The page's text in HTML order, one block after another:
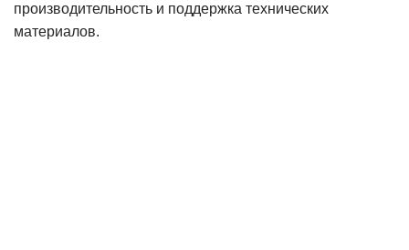
производительность и поддержка технических
материалов.